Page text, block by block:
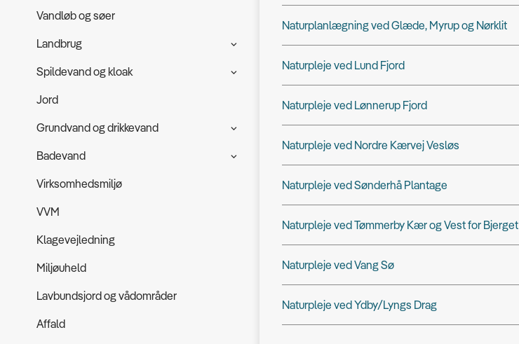
Vandløb og søer
Landbrug
Spildevand og kloak
Jord
Grundvand og drikkevand
Badevand
Virksomhedsmiljø
VVM
Klagevejledning
Miljøuheld
Lavbundsjord og vådområder
Affald
Naturplanlægning ved Glæde, Myrup og Nørklit
Naturpleje ved Lund Fjord
Naturpleje ved Lønnerup Fjord
Naturpleje ved Nordre Kærvej Vesløs
Naturpleje ved Sønderhå Plantage
Naturpleje ved Tømmerby Kær og Vest for Bjerget
Naturpleje ved Vang Sø
Naturpleje ved Ydby/Lyngs Drag